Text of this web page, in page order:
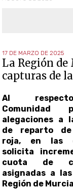
17 DE MARZO DE 2025
La Región de
capturas de
Al
Comunidad
alegaciones a
de reparto de
roja, en las
solicita
cuota de
asignadas a
Región de